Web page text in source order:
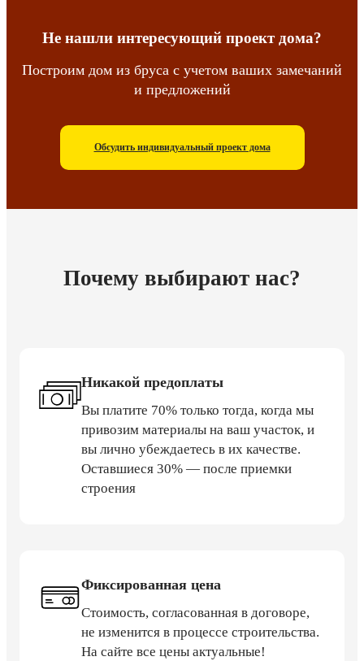
Не нашли интересующий проект дома?
Построим дом из бруса с учетом ваших замечаний
и предложений
Обсудить индивидуальный проект дома
Почему выбирают нас?
Никакой предоплаты
Вы платите 70% только тогда, когда мы
привозим материалы на ваш участок, и
вы лично убеждаетесь в их качестве.
Оставшиеся 30% — после приемки
строения
Фиксированная цена
Стоимость, согласованная в договоре,
не изменится в процессе строительства.
На сайте все цены актуальные!